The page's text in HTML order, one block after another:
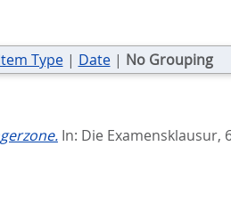
Type| Date| No Grouping
In: Die Examensklausur,